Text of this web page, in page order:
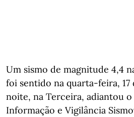
Um sismo de magnitude 4,4
foi sentido na quarta-feira, 17
noite, na Terceira, adiantou
Informação e Vigilância